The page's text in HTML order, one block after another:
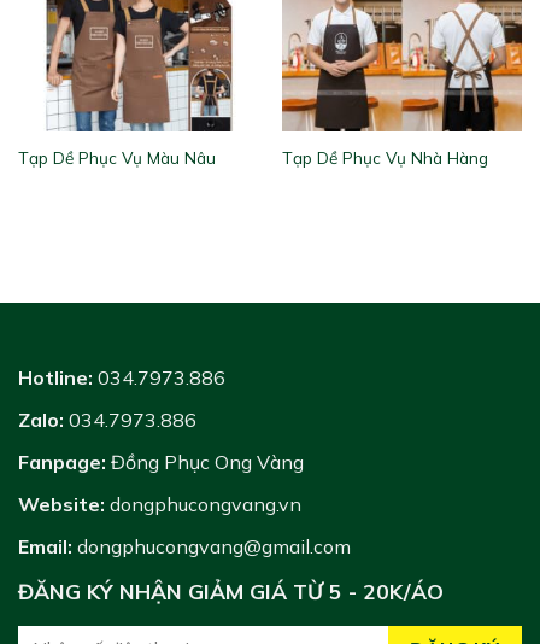
Tạp Dề Phục Vụ Màu Nâu Tạp Dề Phục Vụ Nhà Hàng
Hotline: 034.7973.886
Zalo: 034.7973.886
Fanpage: Đồng Phục Ong Vàng
Website: dongphucongvang.vn
Email: dongphucongvang@gmail.com
ĐĂNG KÝ NHẬN GIẢM GIÁ TỪ 5 - 20K/ÁO